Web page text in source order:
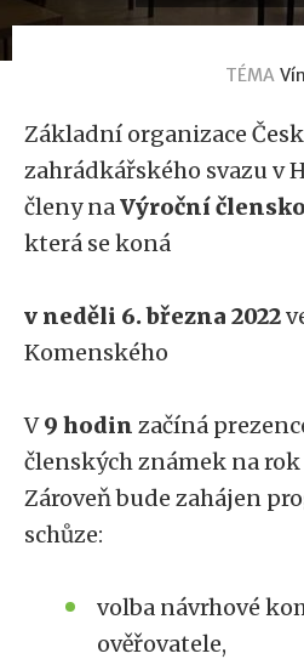
TÉMA
Základní organizace
zahrádkářského svazu v
členy naVýroční
která se koná
v neděli 6. března 2022
Komenského
V9 hodin začíná
členských známek na rok
Zároveň bude zahájen
schůze:
volba návrhové
ověřovatele,